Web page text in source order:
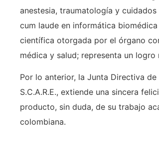
anestesia, traumatología y
cum laude en informática
científica otorgada por el órgano
médica y salud; representa un
Por lo anterior, la Junta Directiva
S.C.A.R.E., extiende una sincera
producto, sin duda, de su trabajo
colombiana.